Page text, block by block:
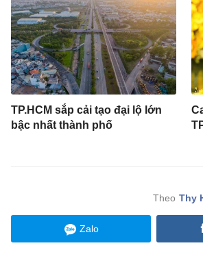
TP.HCM sắp cải tạo đại lộ lớn
bậc nhất thành phố
Thy
Zalo